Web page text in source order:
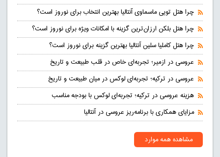
چرا هتل تویی ماسماوی آنتالیا بهترین انتخاب برای نوروز است؟
چرا هتل بلکن ارزان‌ترین گزینه با امکانات ویژه برای نوروز است؟
چرا هتل کاملیا سلین آنتالیا بهترین گزینه برای نوروز است؟
عروسی در ازمیر؛ تجربه‌ای خاص در قلب طبیعت و تاریخ
عروسی در ترکیه؛ تجربه‌ای لوکس در میان طبیعت و تاریخ
هزینه عروسی در ترکیه؛ تجربه‌ای لوکس با بودجه مناسب
مزایای همکاری با برنامه‌ریز عروسی در آنتالیا
مشاهده همه موارد